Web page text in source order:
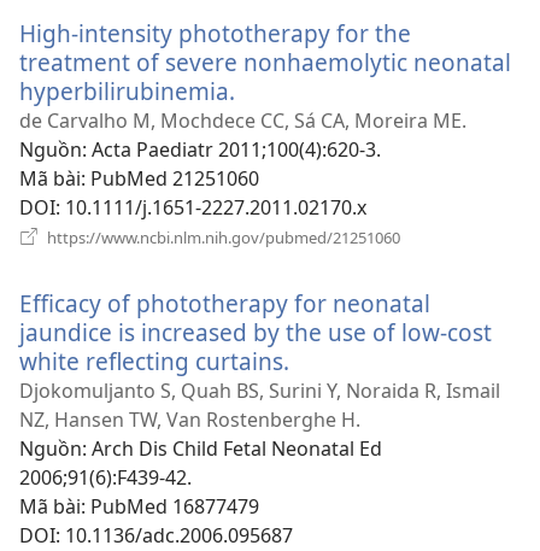
mới)
High-intensity phototherapy for the
treatment of severe nonhaemolytic neonatal
hyperbilirubinemia.
cửa
sổ
mới)
de Carvalho M, Mochdece CC, Sá CA, Moreira ME.
Nguồn‎: Acta Paediatr 2011;100(4):620-3.
Mã bài‎: PubMed 21251060
DOI‎: 10.1111/j.1651-2227.2011.02170.x
https://www.ncbi.nlm.nih.gov/pubmed/21251060
mới)
Efficacy of phototherapy for neonatal
jaundice is increased by the use of low-cost
white reflecting curtains.
cửa
sổ
mới)
Djokomuljanto S, Quah BS, Surini Y, Noraida R, Ismail
NZ, Hansen TW, Van Rostenberghe H.
Nguồn‎: Arch Dis Child Fetal Neonatal Ed
2006;91(6):F439-42.
Mã bài‎: PubMed 16877479
DOI‎: 10.1136/adc.2006.095687